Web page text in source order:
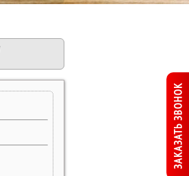
ЗАКАЗАТЬ ЗВОНОК